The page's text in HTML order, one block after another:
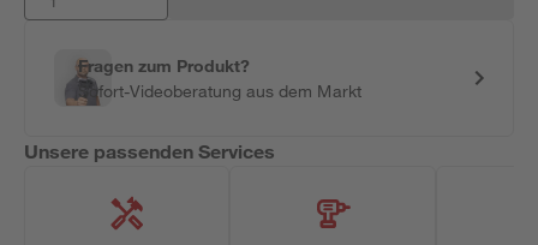
Fragen zum Produkt?
Sofort-Videoberatung aus dem Markt
Unsere passenden Services